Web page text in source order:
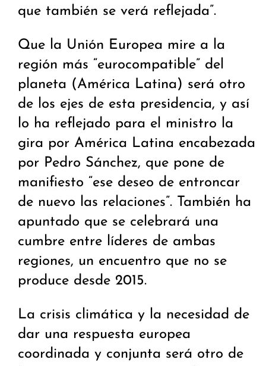
que también se verá reflejada”.
Que la Unión Europea mire a la
región más “eurocompatible” del
planeta (América Latina) será otro
de los ejes de esta presidencia, y así
lo ha reflejado para el ministro la
gira por América Latina encabezada
por Pedro Sánchez, que pone de
manifiesto “ese deseo de entroncar
de nuevo las relaciones”. También ha
apuntado que se celebrará una
cumbre entre líderes de ambas
regiones, un encuentro que no se
produce desde 2015.
La crisis climática y la necesidad de
dar una respuesta europea
coordinada y conjunta será otro de